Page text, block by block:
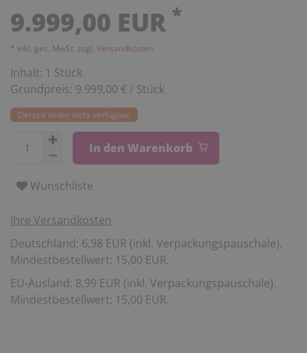
9.999,00 EUR *
* inkl. ges. MwSt. zzgl. Versandkosten
Inhalt: 1 Stück
Grundpreis: 9.999,00 € / Stück
Derzeit leider nicht verfügbar
In den Warenkorb
Wunschliste
Ihre Versandkosten
Deutschland: 6,98 EUR (inkl. Verpackungspauschale).
Mindestbestellwert: 15,00 EUR.
EU-Ausland: 8,99 EUR (inkl. Verpackungspauschale).
Mindestbestellwert: 15,00 EUR.